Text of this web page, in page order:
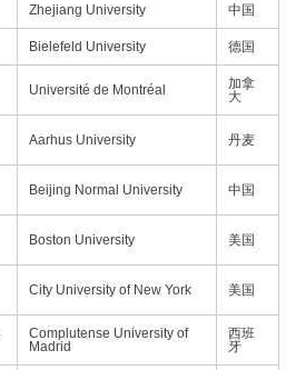
Zhejiang University 中国
Bielefeld University 德国
Université de Montréal
加拿
大
Aarhus University 丹麦
Beijing Normal University 中国
Boston University 美国
City University of New York 美国
Complutense University of
Madrid
西班
牙